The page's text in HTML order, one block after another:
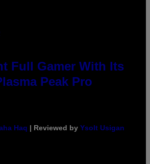
Full Gamer With Its
Peak Pro
Haq | Reviewed by Ysolt Usigan